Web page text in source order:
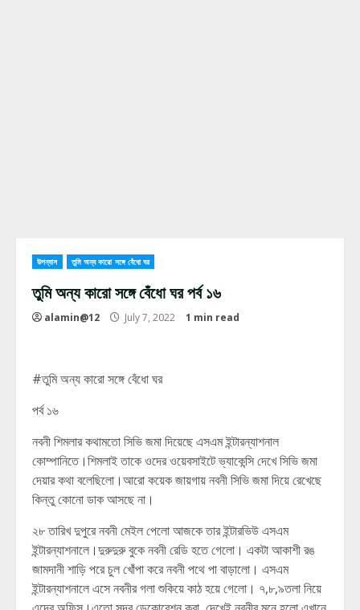
উপন্যাস তুমি অন্য কারো সঙ্গে বেঁধো ঘর
তুমি অন্য কারো সঙ্গে বেঁধো ঘর পর্ব ১৬
alamin@12 July 7, 2022 1 min read
#তুমি অন্য কারো সঙ্গে বেঁধো ঘর
পর্ব ১৬
নবনী শিমলার কথামতো সিভি জমা দিয়েছে এসএম ইন্টারন্যাশনাল
কোম্পানিতে।শিমলাই তাকে ওদের ওয়েবসাইটে ভ্যাকেন্সি দেখে সিভি জমা
দেয়ার কথা বলেছিলো।আরো কয়েক জায়গায় নবনী সিভি জমা দিয়ে রেখেছে
কিন্তু কোনো ডাক আসছে না।
২৮ তারিখ দুপুরে নবনী মেইল পেলো আজকে তার ইন্টারভিউ এসএম
ইন্টারন্যাশনালে।দুরুদুরু বুকে নবনী রেডি হতে গেলো। একটা আকাশী রঙ
জামদানী শাড়ি পরে চুল খোঁপা করে নবনী পথে পা বাড়ালো। এসএম
ইন্টারন্যাশনালে এসে নবনীর গলা শুকিয়ে কাঠ হয়ে গেলো। ৭,৮,৯তলা নিয়ে